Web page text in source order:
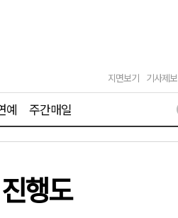
지면보기 기사제보
예 주간매일
행도